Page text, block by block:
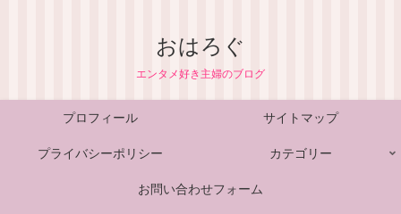
おはろぐ
エンタメ好き主婦のブログ
プロフィール サイトマップ
プライバシーポリシー カテゴリー
お問い合わせフォーム